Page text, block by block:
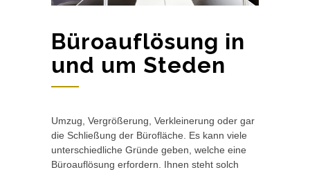
Büroauflösung in
und um Steden
Umzug, Vergrößerung, Verkleinerung oder gar
die Schließung der Bürofläche. Es kann viele
unterschiedliche Gründe geben, welche eine
Büroauflösung erfordern. Ihnen steht solch